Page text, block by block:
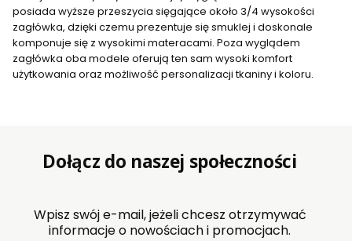
posiada wyższe przeszycia sięgające około 3/4 wysokości
zagłówka, dzięki czemu prezentuje się smuklej i doskonale
komponuje się z wysokimi materacami. Poza wyglądem
zagłówka oba modele oferują ten sam wysoki komfort
użytkowania oraz możliwość personalizacji tkaniny i koloru.
Dołącz do naszej społeczności
Wpisz swój e-mail, jeżeli chcesz otrzymywać
informacje o nowościach i promocjach.